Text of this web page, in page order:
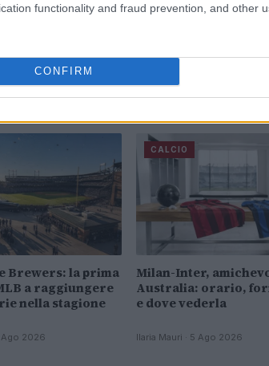
functionality and fraud prevention, and other
CONFIRM
Brewers: la prima
a raggiungere
nella stagione
Ago 2026
CALCIO
Milan-Inter,
Australia: orario,
e dove vederla
Ilaria Mauri · 5 Ago 2026